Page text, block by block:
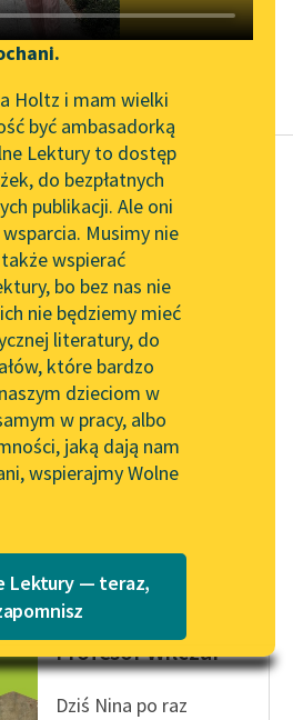
Zgłoś brak utworu
Narzędzia
Mapa Wolnych Lektur
Leśmianator
Przewodnik dla piszących i
czytających
API
OAI-PMH
Widget Wolnych Lektur
Przypisy
Katalog w formacie PDF
Holtz i mam wielki
być ambasadorką
Lektury to dostęp
do bezpłatnych
publikacji. Ale oni
Musimy nie
wspierać
bo bez nas nie
nie będziemy mieć
literatury, do
które bardzo
dzieciom w
w pracy, albo
jaką dają nam
wspierajmy Wolne
Lektury — teraz,
Dołęgi-
Tadeusz Dołęga-Mostowicz
Pamiętnik pani
Hanki
I nigdy nie miałem
najmniejszej
wątpliwości, że jesteś
mi zupełnie wierna. Ale
zastanawiałem się
nad...
Tadeusz Dołęga-Mostowicz
Profesor Wilczur
Dziś Nina po raz